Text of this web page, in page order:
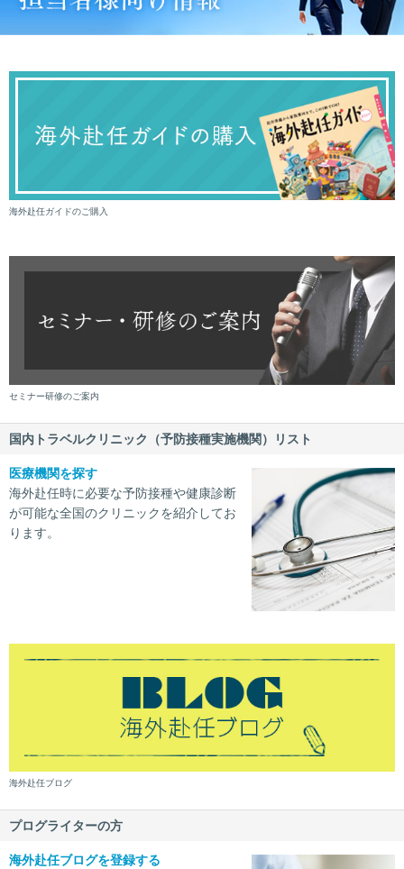
海外赴任ガイドのご購入
セミナー研修のご案内
国内トラベルクリニック（予防接種実施機関）リスト
医療機関を探す
海外赴任時に必要な予防接種や健康診断
が可能な全国のクリニックを紹介してお
ります。
海外赴任ブログ
プログライターの方
海外赴任ブログを登録する